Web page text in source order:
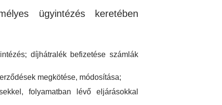
ügyintézés keretében
díjhátralék befizetése számlák
megkötése, módosítása;
folyamatban lévő eljárásokkal